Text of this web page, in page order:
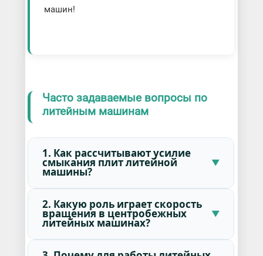
машин!
Часто задаваемые вопросы по
литейным машинам
1. Как рассчитывают усилие
смыкания плит литейной
машины?
2. Какую роль играет скорость
вращения в центробежных
литейных машинах?